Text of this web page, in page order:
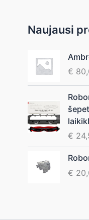
Naujausi
€
€
€